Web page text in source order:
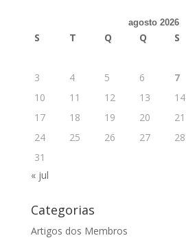
agosto 2026
S T Q Q S
3
4 5 6 7
10
11 12 13 14
17
18 19 20 21
24
25 26 27 28
31
« jul
Categorias
Artigos dos Membros